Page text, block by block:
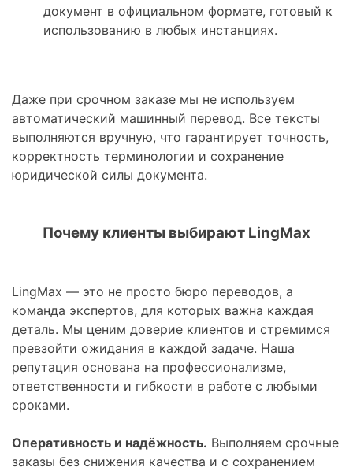
документ в официальном формате, готовый к
использованию в любых инстанциях.
Даже при срочном заказе мы не используем
автоматический машинный перевод. Все тексты
выполняются вручную, что гарантирует точность,
корректность терминологии и сохранение
юридической силы документа.
Почему клиенты выбирают LingMax
LingMax — это не просто бюро переводов, а
команда экспертов, для которых важна каждая
деталь. Мы ценим доверие клиентов и стремимся
превзойти ожидания в каждой задаче. Наша
репутация основана на профессионализме,
ответственности и гибкости в работе с любыми
сроками.
Оперативность и надёжность. Выполняем срочные
заказы без снижения качества и с сохранением